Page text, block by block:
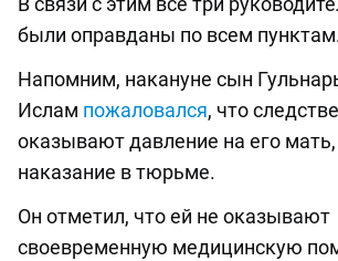
были оправданы по всем
Напомним, накануне сын
Ислам пожаловался, что
оказывают давление на его
наказание в тюрьме.
Он отметил, что ей не оказывают
своевременную медицинскую